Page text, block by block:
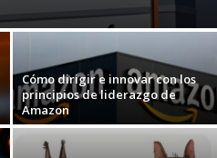
Cómo dirigir e innovar con los
principios de liderazgo de
Amazon